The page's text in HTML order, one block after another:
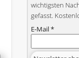
wichtigsten
gefasst.
E-Mail*